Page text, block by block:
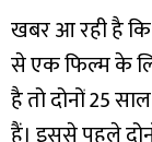
खबर आ रही है कि
से एक फिल्म के
है तो दोनों 25